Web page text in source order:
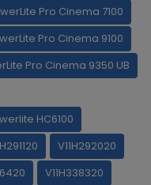
Pro Cinema 7100
Pro Cinema 9100
Pro Cinema 9350 UB
HC6100
V11H292020
V11H338320